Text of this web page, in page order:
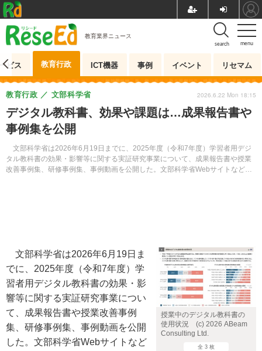
menu
search
教育業界ニュース
ビス 教育行政 ICT機器 事例 イベント リセマム
デジタル教科書、効果や課題は…成果報告書や
事例集を公開
文部科学省は2026年6月19日までに、2025年度（令和7年度）学習者用デジ
タル教科書の効果・影響等に関する実証研究事業について、成果報告書や授業
改善事例集、研修事例集、事例動画を公開した。文部科学省Webサイトなどか
教育行政 文部科学省 2026.6.22 Mon 18:15
授業中のデジタル教科書の
使用状況 (c) 2026 ABeam
Consulting Ltd.
全 3 枚
文部科学省は2026年6月19日ま
でに、2025年度（令和7年度）学
習者用デジタル教科書の効果・影
響等に関する実証研究事業につい
て、成果報告書や授業改善事例
集、研修事例集、事例動画を公開
した。文部科学省Webサイトなど